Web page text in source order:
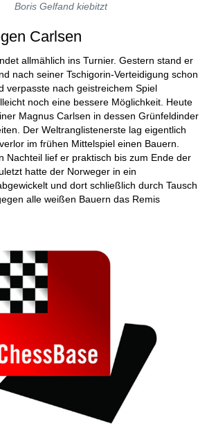
Boris Gelfand kiebitzt
Carlsen
allmählich ins Turnier. Gestern stand er
nach seiner Tschigorin-Verteidigung schon
verpasste nach geistreichem Spiel
noch eine bessere Möglichkeit. Heute
Magnus Carlsen in dessen Grünfeldinder
Der Weltranglistenerste lag eigentlich
im frühen Mittelspiel einen Bauern.
Nachteil lief er praktisch bis zum Ende der
hatte der Norweger in ein
und dort schließlich durch Tausch
alle weißen Bauern das Remis